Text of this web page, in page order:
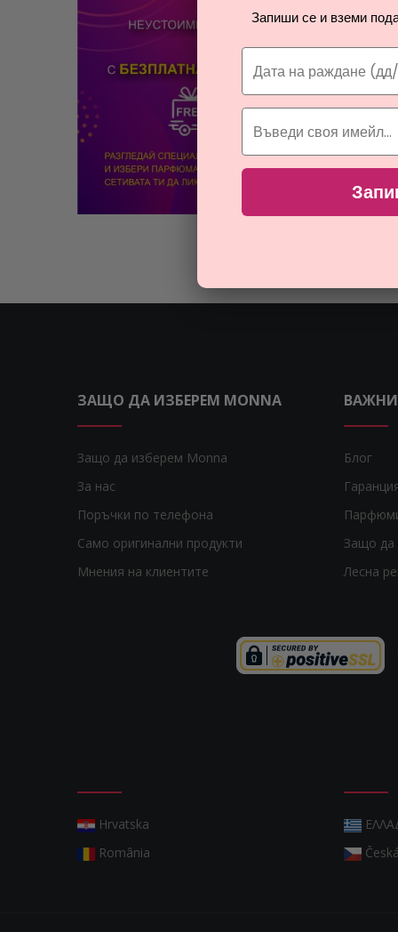
ЗАЩО ДА ИЗБЕРЕМ MONNA
Защо да изберем Monna
За нас
Поръчки по телефона
Само оригинални продукти
Мнения на клиентите
Блог
Защо да
Лесна
Hrvatska
România
Запиши се и вземи